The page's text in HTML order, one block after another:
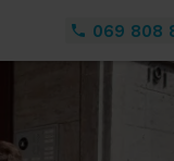
069 808